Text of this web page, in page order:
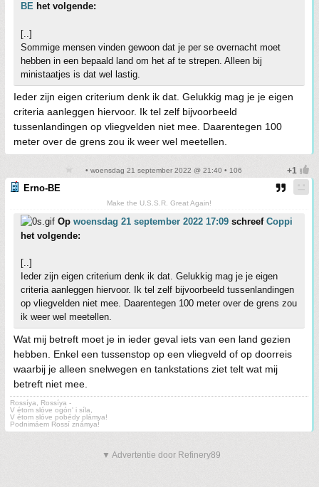
BE het volgende:
[..]
Sommige mensen vinden gewoon dat je per se overnacht moet
hebben in een bepaald land om het af te strepen. Alleen bij
ministaatjes is dat wel lastig.
Ieder zijn eigen criterium denk ik dat. Gelukkig mag je je eigen
criteria aanleggen hiervoor. Ik tel zelf bijvoorbeeld
tussenlandingen op vliegvelden niet mee. Daarentegen 100
meter over de grens zou ik weer wel meetellen.
• woensdag 21 september 2022 @ 21:40 • 106
Erno-BE
Make the U.S.S.R. Great Again!
Op woensdag 21 september 2022 17:09 schreef Coppi
het volgende:
[..]
Ieder zijn eigen criterium denk ik dat. Gelukkig mag je je eigen
criteria aanleggen hiervoor. Ik tel zelf bijvoorbeeld tussenlandingen
op vliegvelden niet mee. Daarentegen 100 meter over de grens zou
ik weer wel meetellen.
Wat mij betreft moet je in ieder geval iets van een land gezien
hebben. Enkel een tussenstop op een vliegveld of op doorreis
waarbij je alleen snelwegen en tankstations ziet telt wat mij
betreft niet mee.
Rossíya, Rossíya -
V étom slóve ogón' i síla,
V étom slóve pobédy plámya!
Podnimáem Rossí známya!
▼ Advertentie door Refinery89